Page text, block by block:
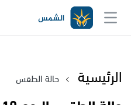
الرئيسية حالة الطقس